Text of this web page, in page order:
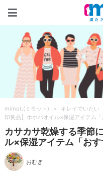
mimot.(ミモット) > キレイでいたい
印良品】ホホバオイル×保湿アイテム
カサカサ乾燥する季節
ル×保湿アイテム「お
おむぎ